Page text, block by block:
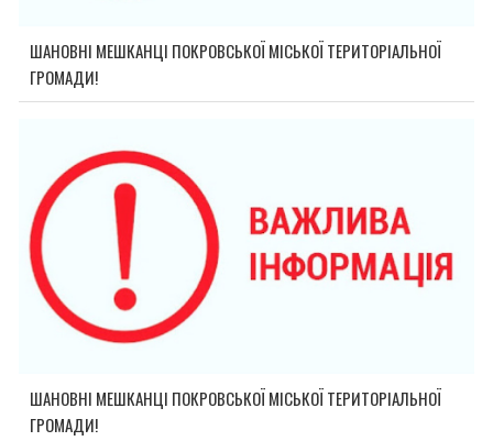
ШАНОВНІ МЕШКАНЦІ ПОКРОВСЬКОЇ МІСЬКОЇ ТЕРИТОРІАЛЬНОЇ
ГРОМАДИ!
ШАНОВНІ МЕШКАНЦІ ПОКРОВСЬКОЇ МІСЬКОЇ ТЕРИТОРІАЛЬНОЇ
ГРОМАДИ!